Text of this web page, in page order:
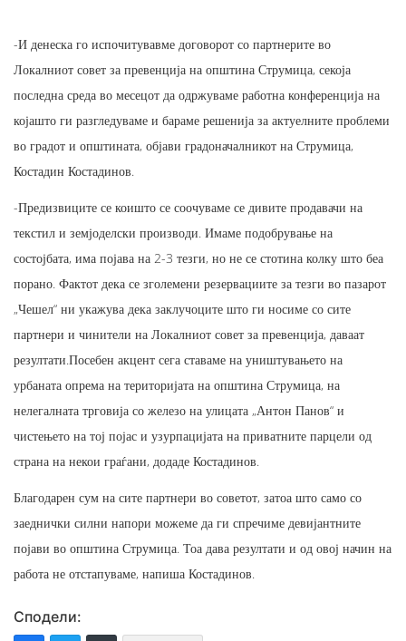
-И денеска го испочитувавме договорот со партнерите во
Локалниот совет за превенција на општина Струмица, секоја
последна среда во месецот да одржуваме работна конференција на
којашто ги разгледуваме и бараме решенија за актуелните проблеми
во градот и општината, објави градоначалникот на Струмица,
Костадин Костадинов.
-Предизвиците се коишто се соочуваме се дивите продавачи на
текстил и земјоделски производи. Имаме подобрување на
состојбата, има појава на 2-3 тезги, но не се стотина колку што беа
порано. Фактот дека се зголемени резервациите за тезги во пазарот
„Чешел“ ни укажува дека заклучоците што ги носиме со сите
партнери и чинители на Локалниот совет за превенција, даваат
резултати.Посебен акцент сега ставаме на уништувањето на
урбаната опрема на територијата на општина Струмица, на
нелегалната трговија со железо на улицата „Антон Панов“ и
чистењето на тој појас и узурпацијата на приватните парцели од
страна на некои граѓани, додаде Костадинов.
Благодарен сум на сите партнери во советот, затоа што само со
заеднички силни напори можеме да ги спречиме девијантните
појави во општина Струмица. Тоа дава резултати и од овој начин на
работа не отстапуваме, напиша Костадинов.
Сподели: